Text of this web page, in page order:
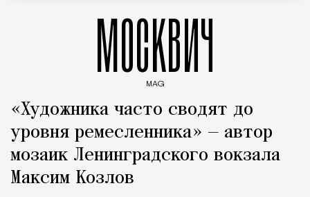
МОСКВИЧ
MAG
«Художника часто сводят до
уровня ремесленника» — автор
мозаик Ленинградского вокзала
Максим Козлов